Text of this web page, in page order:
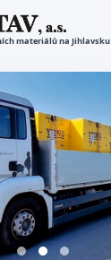
materiálů na Jihlavsku